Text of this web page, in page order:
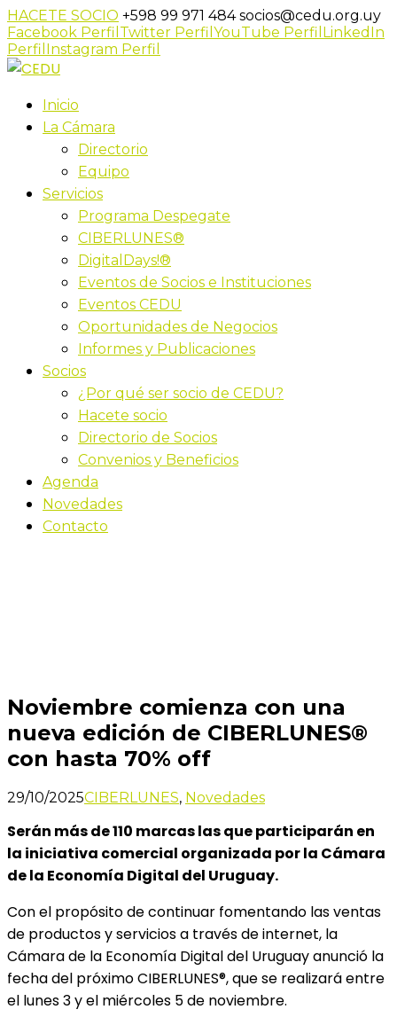
HACETE SOCIO +598 99 971 484socios@cedu.org.uy
Facebook Perfil Twitter Perfil YouTube Perfil LinkedIn
Perfil Instagram Perfil
Inicio
La Cámara
Directorio
Equipo
Servicios
Programa Despegate
CIBERLUNES®
DigitalDays!®
Eventos de Socios e Instituciones
Eventos CEDU
Oportunidades de Negocios
Informes y Publicaciones
Socios
¿Por qué ser socio de CEDU?
Hacete socio
Directorio de Socios
Convenios y Beneficios
Agenda
Novedades
Contacto
Noviembre comienza con una
nueva edición de CIBERLUNES®
con hasta 70% off
29/10/2025CIBERLUNES, Novedades
Serán más de 110 marcas las que participarán en
la iniciativa comercial organizada por la Cámara
de la Economía Digital del Uruguay.
Con el propósito de continuar fomentando las ventas
de productos y servicios a través de internet, la
Cámara de la Economía Digital del Uruguay anunció la
fecha del próximo CIBERLUNES®, que se realizará entre
el lunes 3 y el miércoles 5 de noviembre.